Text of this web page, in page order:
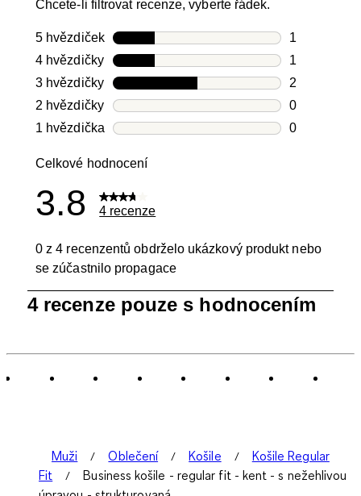
Chcete-li filtrovat recenze, vyberte řádek.
5 hvězdičekhvězdičky
1
Počet
4 hvězdičkyhvězdičky
1
Počet
3 hvězdičkyhvězdičky
2
Počet
2 hvězdičkyhvězdičky
0
Počet
1 hvězdičkahvězdičky
0
Celkové hodnocení
3.8 4 recenze
0 z 4 recenzentů obdrželo ukázkový produkt nebo
se zúčastnilo propagace
ze
4 recenze pouze s hodnocením
Muži Oblečení Košile
Košile Regular
Fit
Business košile - regular fit - kent - s nežehlivou